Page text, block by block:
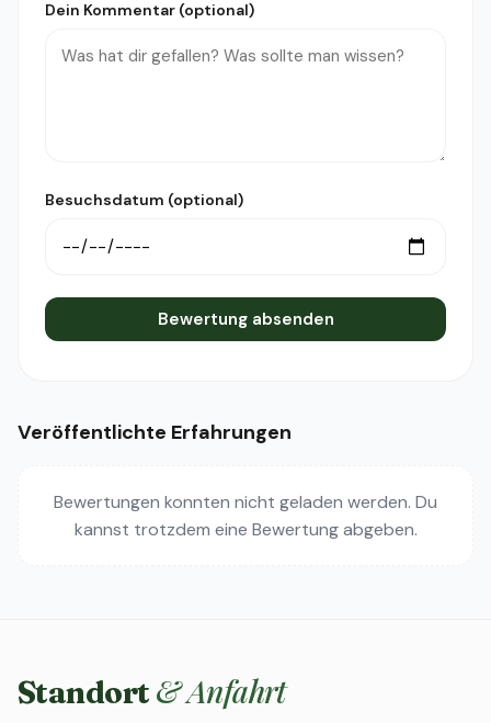
Dein Kommentar (optional)
Besuchsdatum (optional)
Bewertung absenden
Veröffentlichte Erfahrungen
Bewertungen konnten nicht geladen werden. Du
kannst trotzdem eine Bewertung abgeben.
Standort & Anfahrt